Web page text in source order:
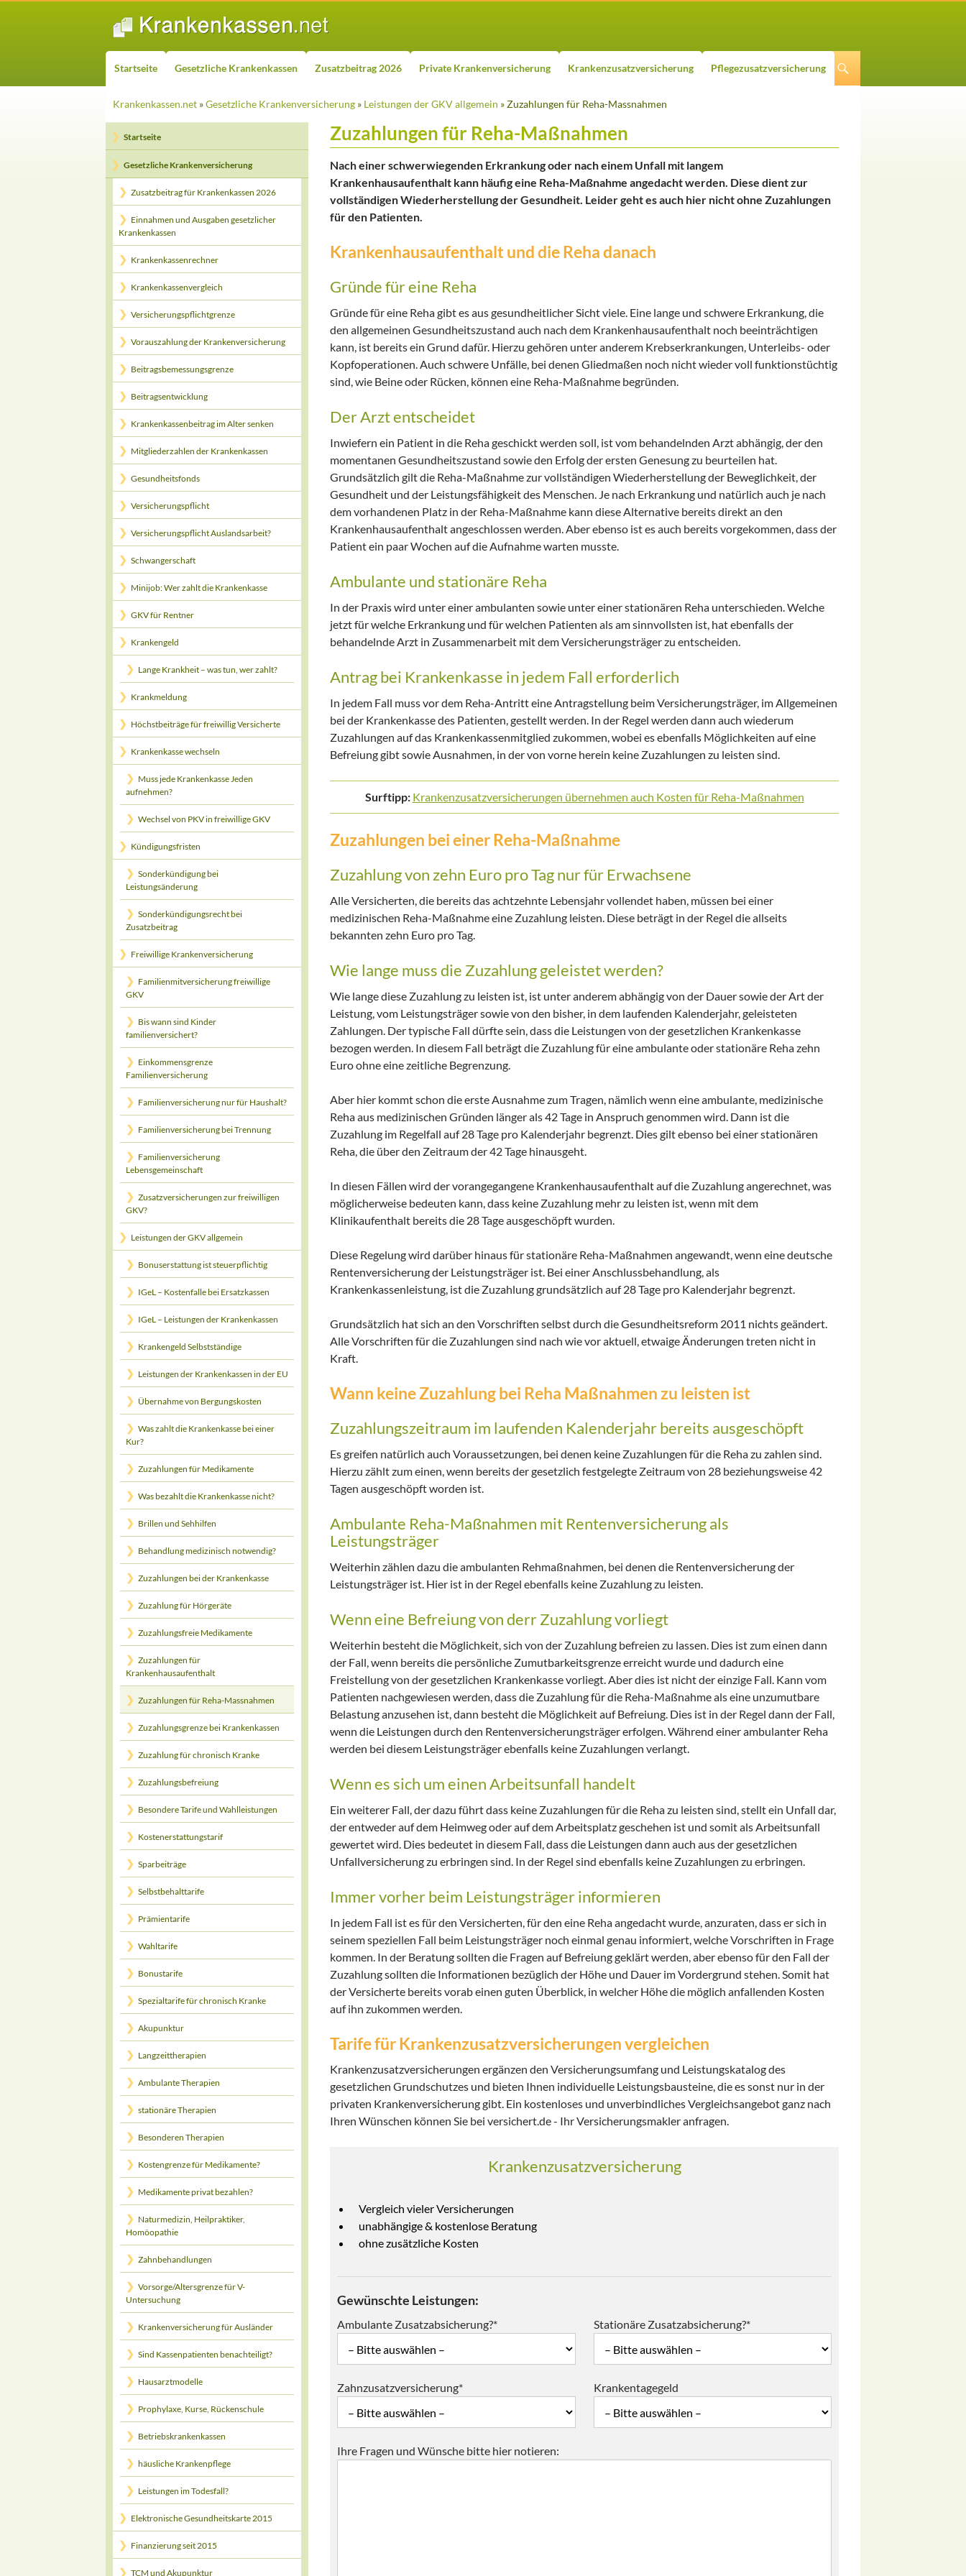
ZUM INHALT SPRINGEN
Startseite Gesetzliche Krankenkassen Zusatzbeitrag 2026 Private Krankenversicherung Krankenzusatzversicherung Pflegezusatzversicherung
Krankenkassen.net »Gesetzliche Krankenversicherung » Leistungen der GKV allgemein » Zuzahlungen für Reha-Massnahmen
Zuzahlungen für Reha-Maßnahmen
Nach einer schwerwiegenden Erkrankung oder nach einem Unfall mit langem
Krankenhausaufenthalt kann häufig eine Reha-Maßnahme angedacht werden. Diese dient zur
vollständigen Wiederherstellung der Gesundheit. Leider geht es auch hier nicht ohne Zuzahlungen
für den Patienten.
Krankenhausaufenthalt und die Reha danach
Gründe für eine Reha
Gründe für eine Reha gibt es aus gesundheitlicher Sicht viele. Eine lange und schwere Erkrankung, die
den allgemeinen Gesundheitszustand auch nach dem Krankenhausaufenthalt noch beeinträchtigen
kann, ist bereits ein Grund dafür. Hierzu gehören unter anderem Krebserkrankungen, Unterleibs- oder
Kopfoperationen. Auch schwere Unfälle, bei denen Gliedmaßen noch nicht wieder voll funktionstüchtig
sind, wie Beine oder Rücken, können eine Reha-Maßnahme begründen.
Der Arzt entscheidet
Inwiefern ein Patient in die Reha geschickt werden soll, ist vom behandelnden Arzt abhängig, der den
momentanen Gesundheitszustand sowie den Erfolg der ersten Genesung zu beurteilen hat.
Grundsätzlich gilt die Reha-Maßnahme zur vollständigen Wiederherstellung der Beweglichkeit, der
Gesundheit und der Leistungsfähigkeit des Menschen. Je nach Erkrankung und natürlich auch je nach
dem vorhandenen Platz in der Reha-Maßnahme kann diese Alternative bereits direkt an den
Krankenhausaufenthalt angeschlossen werden. Aber ebenso ist es auch bereits vorgekommen, dass der
Patient ein paar Wochen auf die Aufnahme warten musste.
Ambulante und stationäre Reha
In der Praxis wird unter einer ambulanten sowie unter einer stationären Reha unterschieden. Welche
jetzt für welche Erkrankung und für welchen Patienten als am sinnvollsten ist, hat ebenfalls der
behandelnde Arzt in Zusammenarbeit mit dem Versicherungsträger zu entscheiden.
Antrag bei Krankenkasse in jedem Fall erforderlich
In jedem Fall muss vor dem Reha-Antritt eine Antragstellung beim Versicherungsträger, im Allgemeinen
bei der Krankenkasse des Patienten, gestellt werden. In der Regel werden dann auch wiederum
Zuzahlungen auf das Krankenkassenmitglied zukommen, wobei es ebenfalls Möglichkeiten auf eine
Befreiung gibt sowie Ausnahmen, in der von vorne herein keine Zuzahlungen zu leisten sind.
Surftipp: Krankenzusatzversicherungen übernehmen auch Kosten für Reha-Maßnahmen
Zuzahlungen bei einer Reha-Maßnahme
Zuzahlung von zehn Euro pro Tag nur für Erwachsene
Alle Versicherten, die bereits das achtzehnte Lebensjahr vollendet haben, müssen bei einer
medizinischen Reha-Maßnahme eine Zuzahlung leisten. Diese beträgt in der Regel die allseits
bekannten zehn Euro pro Tag.
Wie lange muss die Zuzahlung geleistet werden?
Wie lange diese Zuzahlung zu leisten ist, ist unter anderem abhängig von der Dauer sowie der Art der
Leistung, vom Leistungsträger sowie von den bisher, in dem laufenden Kalenderjahr, geleisteten
Zahlungen. Der typische Fall dürfte sein, dass die Leistungen von der gesetzlichen Krankenkasse
bezogen werden. In diesem Fall beträgt die Zuzahlung für eine ambulante oder stationäre Reha zehn
Euro ohne eine zeitliche Begrenzung.
Aber hier kommt schon die erste Ausnahme zum Tragen, nämlich wenn eine ambulante, medizinische
Reha aus medizinischen Gründen länger als 42 Tage in Anspruch genommen wird. Dann ist die
Zuzahlung im Regelfall auf 28 Tage pro Kalenderjahr begrenzt. Dies gilt ebenso bei einer stationären
Reha, die über den Zeitraum der 42 Tage hinausgeht.
In diesen Fällen wird der vorangegangene Krankenhausaufenthalt auf die Zuzahlung angerechnet, was
möglicherweise bedeuten kann, dass keine Zuzahlung mehr zu leisten ist, wenn mit dem
Klinikaufenthalt bereits die 28 Tage ausgeschöpft wurden.
Diese Regelung wird darüber hinaus für stationäre Reha-Maßnahmen angewandt, wenn eine deutsche
Rentenversicherung der Leistungsträger ist. Bei einer Anschlussbehandlung, als
Krankenkassenleistung, ist die Zuzahlung grundsätzlich auf 28 Tage pro Kalenderjahr begrenzt.
Grundsätzlich hat sich an den Vorschriften selbst durch die Gesundheitsreform 2011 nichts geändert.
Alle Vorschriften für die Zuzahlungen sind nach wie vor aktuell, etwaige Änderungen treten nicht in
Kraft.
Wann keine Zuzahlung bei Reha Maßnahmen zu leisten ist
Zuzahlungszeitraum im laufenden Kalenderjahr bereits ausgeschöpft
Es greifen natürlich auch Voraussetzungen, bei denen keine Zuzahlungen für die Reha zu zahlen sind.
Hierzu zählt zum einen, wenn bereits der gesetzlich festgelegte Zeitraum von 28 beziehungsweise 42
Tagen ausgeschöpft worden ist.
Ambulante Reha-Maßnahmen mit Rentenversicherung als
Leistungsträger
Weiterhin zählen dazu die ambulanten Rehmaßnahmen, bei denen die Rentenversicherung der
Leistungsträger ist. Hier ist in der Regel ebenfalls keine Zuzahlung zu leisten.
Wenn eine Befreiung von derr Zuzahlung vorliegt
Weiterhin besteht die Möglichkeit, sich von der Zuzahlung befreien zu lassen. Dies ist zum einen dann
der Fall, wenn bereits die persönliche Zumutbarkeitsgrenze erreicht wurde und dadurch eine
Freistellung von der gesetzlichen Krankenkasse vorliegt. Aber dies ist nicht der einzige Fall. Kann vom
Patienten nachgewiesen werden, dass die Zuzahlung für die Reha-Maßnahme als eine unzumutbare
Belastung anzusehen ist, dann besteht die Möglichkeit auf Befreiung. Dies ist in der Regel dann der Fall,
wenn die Leistungen durch den Rentenversicherungsträger erfolgen. Während einer ambulanter Reha
werden bei diesem Leistungsträger ebenfalls keine Zuzahlungen verlangt.
Wenn es sich um einen Arbeitsunfall handelt
Ein weiterer Fall, der dazu führt dass keine Zuzahlungen für die Reha zu leisten sind, stellt ein Unfall dar,
der entweder auf dem Heimweg oder auf dem Arbeitsplatz geschehen ist und somit als Arbeitsunfall
gewertet wird. Dies bedeutet in diesem Fall, dass die Leistungen dann auch aus der gesetzlichen
Unfallversicherung zu erbringen sind. In der Regel sind ebenfalls keine Zuzahlungen zu erbringen.
Immer vorher beim Leistungsträger informieren
In jedem Fall ist es für den Versicherten, für den eine Reha angedacht wurde, anzuraten, dass er sich in
seinem speziellen Fall beim Leistungsträger noch einmal genau informiert, welche Vorschriften in Frage
kommen. In der Beratung sollten die Fragen auf Befreiung geklärt werden, aber ebenso für den Fall der
Zuzahlung sollten die Informationen bezüglich der Höhe und Dauer im Vordergrund stehen. Somit hat
der Versicherte bereits vorab einen guten Überblick, in welcher Höhe die möglich anfallenden Kosten
auf ihn zukommen werden.
Tarife für Krankenzusatzversicherungen vergleichen
Krankenzusatzversicherungen ergänzen den Versicherungsumfang und Leistungskatalog des
gesetzlichen Grundschutzes und bieten Ihnen individuelle Leistungsbausteine, die es sonst nur in der
privaten Krankenversicherung gibt. Ein kostenloses und unverbindliches Vergleichsangebot ganz nach
Ihren Wünschen können Sie bei versichert.de - Ihr Versicherungsmakler anfragen.
Krankenzusatzversicherung
Vergleich vieler Versicherungen
unabhängige & kostenlose Beratung
ohne zusätzliche Kosten
Gewünschte Leistungen:
Ambulante Zusatzabsicherung?* Stationäre Zusatzabsicherung?*
Zahnzusatzversicherung* Krankentagegeld
Ihre Fragen und Wünsche bitte hier notieren:
Startseite
Gesetzliche Krankenversicherung
Zusatzbeitrag für Krankenkassen 2026
Einnahmen und Ausgaben gesetzlicher
Krankenkassen
Krankenkassenrechner
Krankenkassenvergleich
Versicherungspflichtgrenze
Vorauszahlung der Krankenversicherung
Beitragsbemessungsgrenze
Beitragsentwicklung
Krankenkassenbeitrag im Alter senken
Mitgliederzahlen der Krankenkassen
Gesundheitsfonds
Versicherungspflicht
Versicherungspflicht Auslandsarbeit?
Schwangerschaft
Minijob: Wer zahlt die Krankenkasse
GKV für Rentner
Krankengeld
Lange Krankheit – was tun, wer zahlt?
Krankmeldung
Höchstbeiträge für freiwillig Versicherte
Krankenkasse wechseln
Muss jede Krankenkasse Jeden
aufnehmen?
Wechsel von PKV in freiwillige GKV
Kündigungsfristen
Sonderkündigung bei
Leistungsänderung
Sonderkündigungsrecht bei
Zusatzbeitrag
Freiwillige Krankenversicherung
Familienmitversicherung freiwillige
GKV
Bis wann sind Kinder
familienversichert?
Einkommensgrenze
Familienversicherung
Familienversicherung nur für Haushalt?
Familienversicherung bei Trennung
Familienversicherung
Lebensgemeinschaft
Zusatzversicherungen zur freiwilligen
GKV?
Leistungen der GKV allgemein
Bonuserstattung ist steuerpflichtig
IGeL – Kostenfalle bei Ersatzkassen
IGeL – Leistungen der Krankenkassen
Krankengeld Selbstständige
Leistungen der Krankenkassen in der EU
Übernahme von Bergungskosten
Was zahlt die Krankenkasse bei einer
Kur?
Zuzahlungen für Medikamente
Was bezahlt die Krankenkasse nicht?
Brillen und Sehhilfen
Behandlung medizinisch notwendig?
Zuzahlungen bei der Krankenkasse
Zuzahlung für Hörgeräte
Zuzahlungsfreie Medikamente
Zuzahlungen für
Krankenhausaufenthalt
Zuzahlungen für Reha-Massnahmen
Zuzahlungsgrenze bei Krankenkassen
Zuzahlung für chronisch Kranke
Zuzahlungsbefreiung
Besondere Tarife und Wahlleistungen
Kostenerstattungstarif
Sparbeiträge
Selbstbehalttarife
Prämientarife
Wahltarife
Bonustarife
Spezialtarife für chronisch Kranke
Akupunktur
Langzeittherapien
Ambulante Therapien
stationäre Therapien
Besonderen Therapien
Kostengrenze für Medikamente?
Medikamente privat bezahlen?
Naturmedizin, Heilpraktiker,
Homöopathie
Zahnbehandlungen
Vorsorge/Altersgrenze für V-
Untersuchung
Krankenversicherung für Ausländer
Sind Kassenpatienten benachteiligt?
Hausarztmodelle
Prophylaxe, Kurse, Rückenschule
Betriebskrankenkassen
häusliche Krankenpflege
Leistungen im Todesfall?
Elektronische Gesundheitskarte 2015
Finanzierung seit 2015
TCM und Akupunktur